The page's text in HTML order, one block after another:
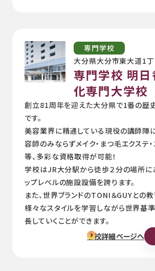
専門学校
大分県大分市東大道1
専門学校 明日
化専門大学校
創立81周年を迎えた大分県で1番の歴
です。
美容業界に精通している現役の講師陣
容師のみならずメイク・まつ毛エクステ・
等、多彩な資格取得が可能！
学校はJR大分駅から徒歩２分の場所に
ップレベルの施設設備を誇ります。
また、世界ブランドのTONI＆GUYとの教
様々なスタイルを学習しながら世界基
長していくことができます。
学校詳細ページへ